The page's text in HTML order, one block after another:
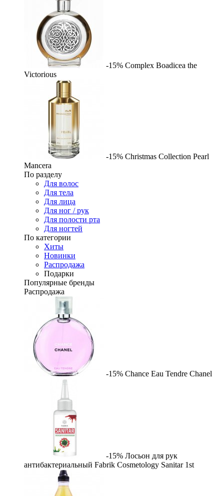
-15% Complex Boadicea the
Victorious
-15% Christmas Collection Pearl
Mancera
По разделу
Для волос
Для тела
Для лица
Для ног / рук
Для полости рта
Для ногтей
По категории
Хиты
Новинки
Распродажа
Подарки
Популярные бренды
Распродажа
-15% Chance Eau Tendre Chanel
-15% Лосьон для рук
антибактериальный Fabrik Cosmetology Sanitar 1st